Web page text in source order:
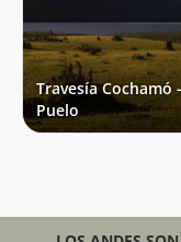
Travesía Cochamó -
Puelo